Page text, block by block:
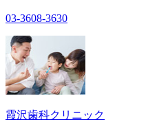
03-3608-3630
霞沢歯科クリニック